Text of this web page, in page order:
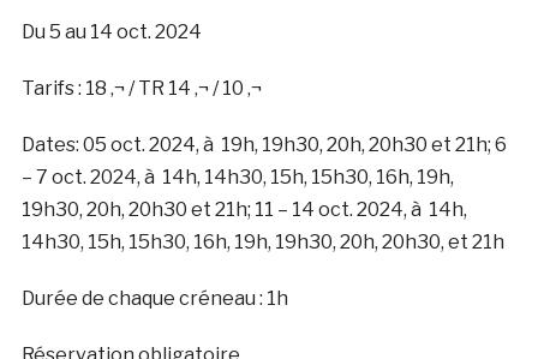
Du 5 au 14 oct. 2024
Tarifs : 18 ‚¬ / TR 14 ‚¬ / 10 ‚¬
Dates: 05 oct. 2024, à 19h, 19h30, 20h, 20h30 et 21h; 6
– 7 oct. 2024, à 14h, 14h30, 15h, 15h30, 16h, 19h,
19h30, 20h, 20h30 et 21h; 11 – 14 oct. 2024, à 14h,
14h30, 15h, 15h30, 16h, 19h, 19h30, 20h, 20h30, et 21h
Durée de chaque créneau : 1h